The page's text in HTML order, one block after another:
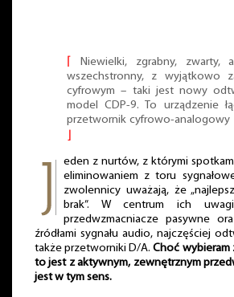
Niewielki, zgrabny,
wszechstronny, z wyjątkowo
cyfrowym – taki jest nowy
model CDP-9. To urządzenie
przetwornik cyfrowo-analogowy
eden z nurtów, z którymi
eliminowaniem z toru
zwolennicy uważają, że
brak”. W centrum ich
przedwzmacniacze pasywne
źródłami sygnału audio, najczęściej
także przetworniki D/A.Choć wybieram
to jest z aktywnym, zewnętrznym
jest w tym sens.